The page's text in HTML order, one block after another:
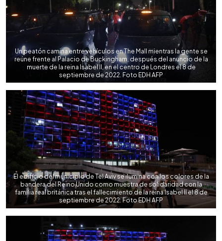
Un peatón camina entre vehículos en The Mall mientras la gente se
reúne frente al Palacio de Buckingham, después del anuncio de la
muerte de la reina Isabel II, en el centro de Londres el 8 de
septiembre de 2022. Foto EDH AFP
El edificio del municipio de Tel Aviv se ilumina con los colores de la
bandera del Reino Unido como muestra de solidaridad con la
familia real británica tras el fallecimiento de la reina Isabel II el 8 de
septiembre de 2022. Foto EDH AFP